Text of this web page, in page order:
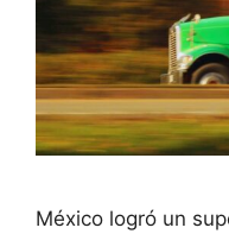
México logró un